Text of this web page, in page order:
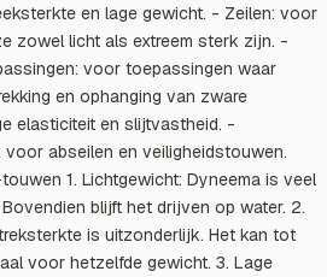
en lage gewicht. - Zeilen: voor
zowel licht als extreem sterk zijn. -
voor toepassingen waar
en ophanging van zware
elasticiteit en slijtvastheid. -
abseilen en veiligheidstouwen.
1. Lichtgewicht: Dyneema is veel
blijft het drijven op water. 2.
is uitzonderlijk. Het kan tot
voor hetzelfde gewicht. 3. Lage